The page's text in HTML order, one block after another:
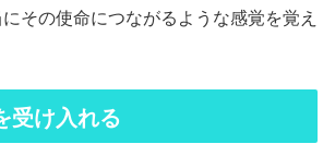
その使命につながるような感覚を覚え
受け入れる